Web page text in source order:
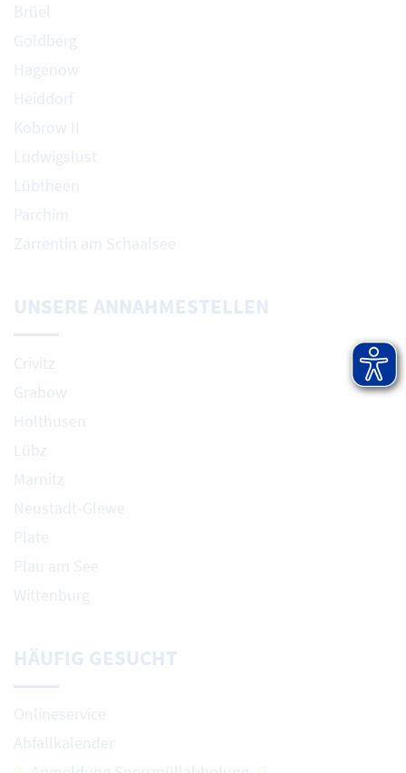
Brüel
Goldberg
Hagenow
Heiddorf
Kobrow II
Ludwigslust
Lübtheen
Parchim
Zarrentin am Schaalsee
UNSERE ANNAHMESTELLEN
Crivitz
Grabow
Holthusen
Lübz
Marnitz
Neustadt-Glewe
Plate
Plau am See
Wittenburg
HÄUFIG GESUCHT
Onlineservice
Abfallkalender